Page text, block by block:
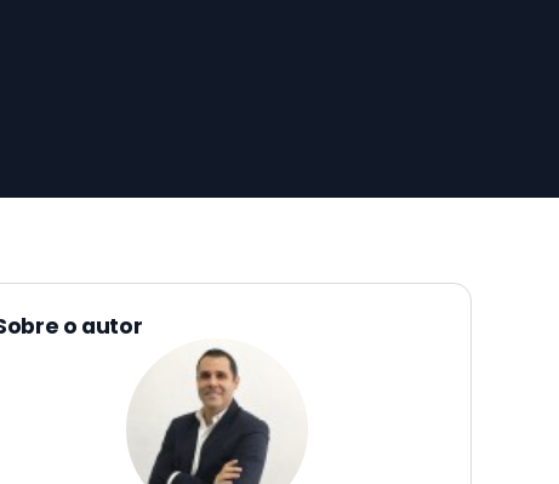
o autor